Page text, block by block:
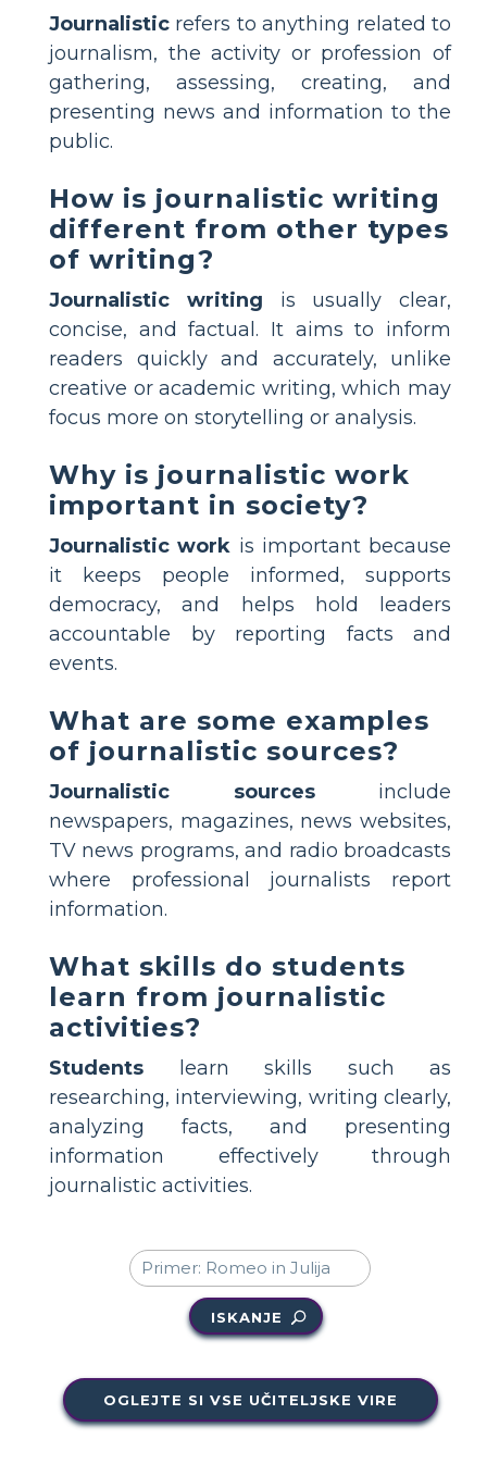
Journalistic refers to anything related to
journalism, the activity or profession of
gathering, assessing, creating, and
presenting news and information to the
public.
How is journalistic writing
different from other types
of writing?
Journalistic writing is usually clear,
concise, and factual. It aims to inform
readers quickly and accurately, unlike
creative or academic writing, which may
focus more on storytelling or analysis.
Why is journalistic work
important in society?
Journalistic work is important because
it keeps people informed, supports
democracy, and helps hold leaders
accountable by reporting facts and
events.
What are some examples
of journalistic sources?
Journalistic sourcesinclude
newspapers, magazines, news websites,
TV news programs, and radio broadcasts
where professional journalists report
information.
What skills do students
learn from journalistic
activities?
Students learn skills such as
researching, interviewing, writing clearly,
analyzing facts, and presenting
information effectively through
journalistic activities.
ISKANJE
OGLEJTE SI VSE UČITELJSKE VIRE